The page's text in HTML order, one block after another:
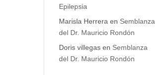
Epilepsia
Marisla Herrera en Semblanza
del Dr. Mauricio Rondón
Doris villegas en Semblanza
del Dr. Mauricio Rondón